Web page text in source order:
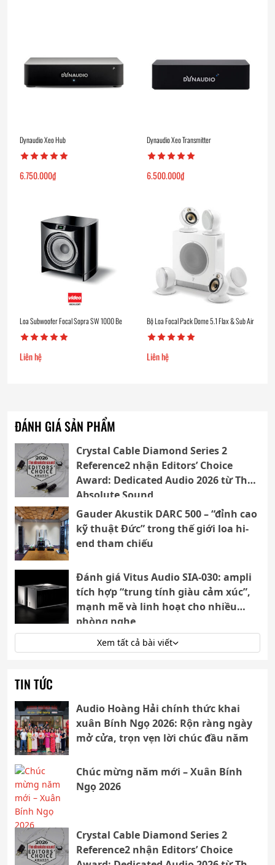
Dynaudio Xeo Hub
6.750.000₫
Dynaudio Xeo Transmitter
6.500.000₫
Loa Subwoofer Focal Sopra SW 1000 Be
Liên hệ
Bộ Loa Focal Pack Dome 5.1 Flax & Sub Air
Liên hệ
ĐÁNH GIÁ SẢN PHẨM
Crystal Cable Diamond Series 2
Reference2 nhận Editors’ Choice
Award: Dedicated Audio 2026 từ The
Absolute Sound
Gauder Akustik DARC 500 – “đỉnh cao
kỹ thuật Đức” trong thế giới loa hi-
end tham chiếu
Đánh giá Vitus Audio SIA-030: ampli
tích hợp “trung tính giàu cảm xúc”,
mạnh mẽ và linh hoạt cho nhiều
phòng nghe
Xem tất cả bài viết
TIN TỨC
Audio Hoàng Hải chính thức khai
xuân Bính Ngọ 2026: Rộn ràng ngày
mở cửa, trọn vẹn lời chúc đầu năm
Chúc mừng năm mới – Xuân Bính
Ngọ 2026
Crystal Cable Diamond Series 2
Reference2 nhận Editors’ Choice